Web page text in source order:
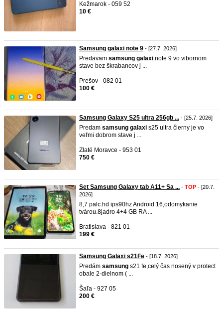
Kežmarok - 059 52
10 €
Samsung galaxi note 9 - [27.7. 2026]
Predavam samsung galaxi note 9 vo vibornom
stave bez škrabancov j ...
Prešov - 082 01
100 €
Samsung Galaxy S25 ultra 256gb ... - [25.7. 2026]
Predam samsung galaxi s25 ultra čierny je vo
veľmi dobrom stave j ...
Zlaté Moravce - 953 01
750 €
Set Samsung Galaxy tab A11+ Sa ... - TOP - [20.7.
2026]
8,7 palc.hd ips90hz Android 16,odomykanie
tvárou.8jadro 4+4 GB RA ...
Bratislava - 821 01
199 €
Samsung Galaxi s21Fe - [18.7. 2026]
Predám samsung s21 fe,celý čas nosený v protect
obale 2-dielnom ( ...
Šaľa - 927 05
200 €